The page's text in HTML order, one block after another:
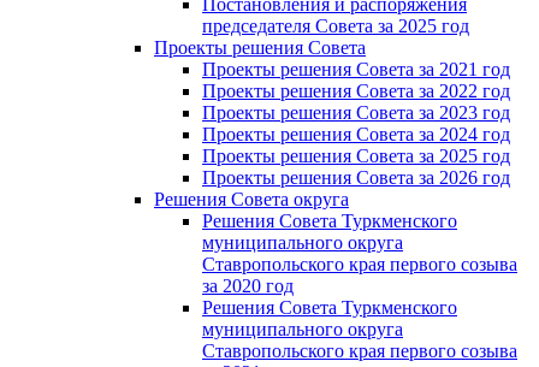
председателя Cовета за 2025 год
Проекты решения Cовета
Проекты решения Совета за 2021 год
Проекты решения Совета за 2022 год
Проекты решения Cовета за 2023 год
Проекты решения Совета за 2024 год
Проекты решения Совета за 2025 год
Проекты решения Совета за 2026 год
Решения Совета округа
Решения Совета Туркменского
муниципального округа
Ставропольского края первого созыва
за 2020 год
Решения Совета Туркменского
муниципального округа
Ставропольского края первого созыва